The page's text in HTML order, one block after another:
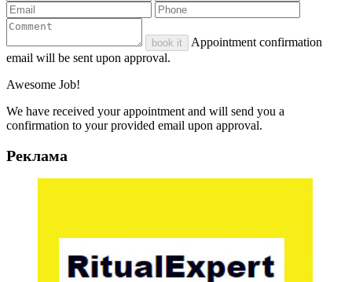
book it
Appointment confirmation
email will be sent upon approval.
Awesome Job!
We have received your appointment and will send you a
confirmation to your provided email upon approval.
Реклама